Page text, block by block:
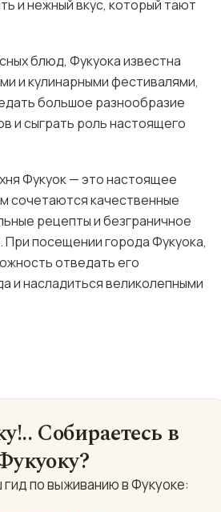
и нежный вкус, который тают
блюд, Фукуока известна
и кулинарными фестивалями,
большое разнообразие
и сыграть роль настоящего
Фукуок — это настоящее
сочетаются качественные
рецепты и безграничное
При посещении города Фукуока,
отведать его
и насладиться великолепными
Собираетесь в
по выживанию в Фукуоке: